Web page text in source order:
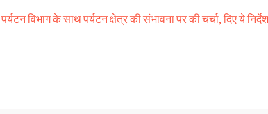
विभाग के साथ पर्यटन क्षेत्र की संभावना पर की चर्चा, दिए ये